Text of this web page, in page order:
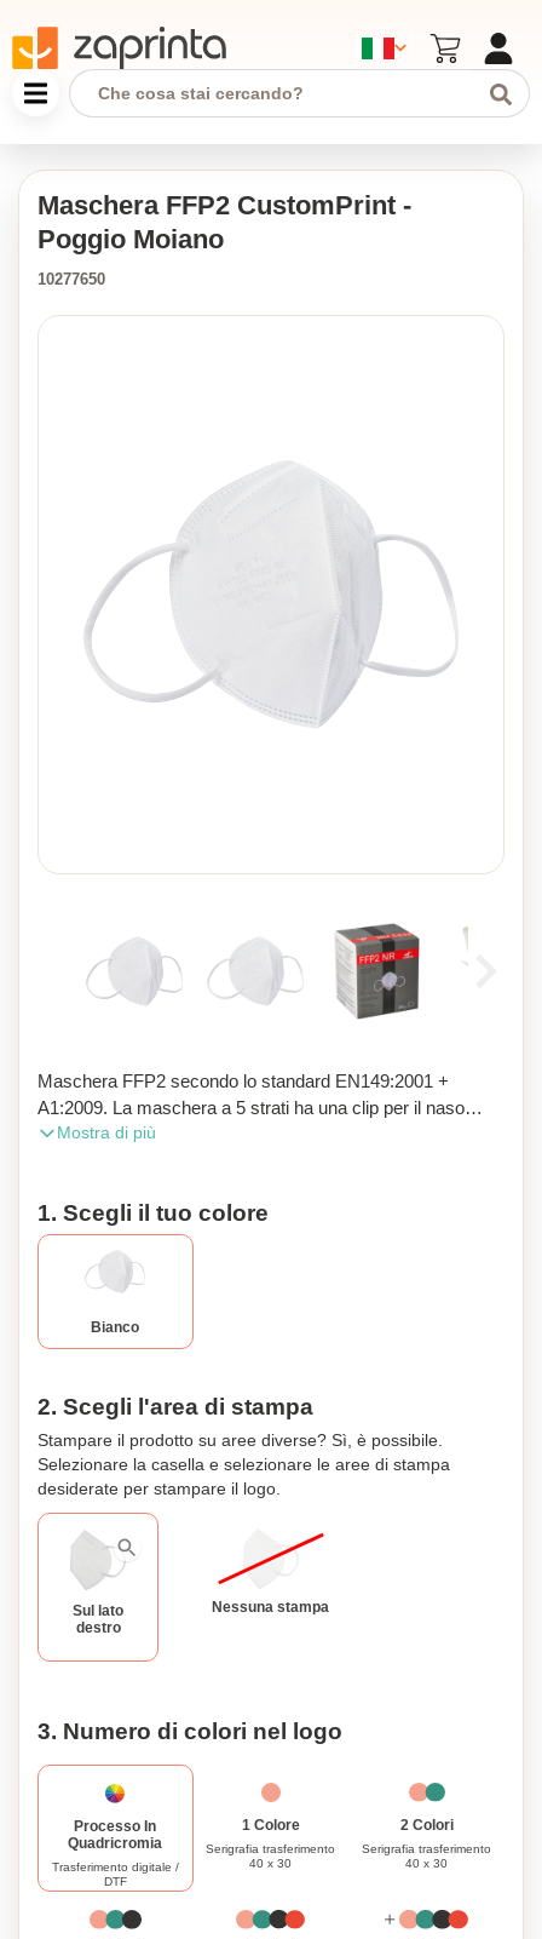
Maschera FFP2 CustomPrint -
Poggio Moiano
10277650
Maschera FFP2 secondo lo standard EN149:2001 +
A1:2009. La maschera a 5 strati ha una clip per il naso
integrata per adattarsi alla forma del viso e due asole per le
la tua pubblicità su un lato della maschera. Questo prodotto
può anche essere personalizzato.
Mostra di più
1. Scegli il tuo colore
Bianco
2. Scegli l'area di stampa
Stampare il prodotto su aree diverse? Sì, è possibile.
Selezionare la casella e selezionare le aree di stampa
desiderate per stampare il logo.
Sul lato
destro
Nessuna stampa
3. Numero di colori nel logo
Processo In
Quadricromia
Trasferimento digitale /
DTF
40 x 30
1 Colore
Serigrafia trasferimento
40 x 30
2 Colori
Serigrafia trasferimento
40 x 30